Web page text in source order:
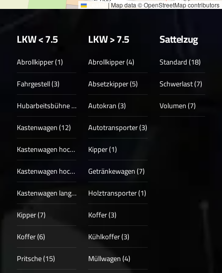
Leaflet |Map data © OpenStreetMap contributors
LKW < 7.5
Abrollkipper (1)
Fahrgestell (3)
Hubarbeitsbühne (3)
Kastenwagen (12)
Kastenwagen hoch (17)
Kastenwagen hoch + lang (13)
Kastenwagen lang (4)
Kipper (7)
Koffer (6)
Pritsche (15)
LKW > 7.5
Abrollkipper (4)
Absetzkipper (5)
Autokran (3)
Autotransporter (3)
Kipper (1)
Getränkewagen (7)
Holztransporter (1)
Koffer (3)
Kühlkoffer (3)
Müllwagen (4)
Sattelzug
Standard (18)
Schwerlast (7)
Volumen (7)